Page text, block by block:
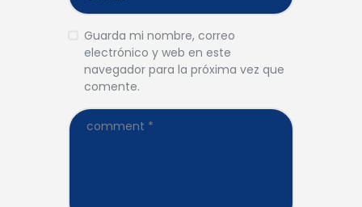
Guarda mi nombre, correo
electrónico y web en este
navegador para la próxima vez que
comente.